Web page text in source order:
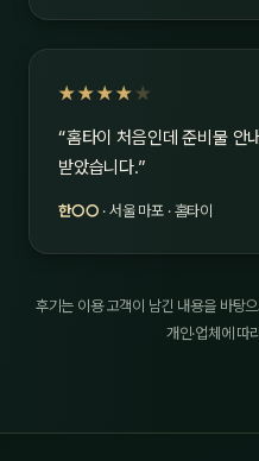
★★★★ ★
“홈타이 처음인데 준비물 안
받았습니다.”
한○○ · 서울 마포 · 홈타이
후기는 이용 고객이 남긴 내용을 바탕
개인·업체에 따